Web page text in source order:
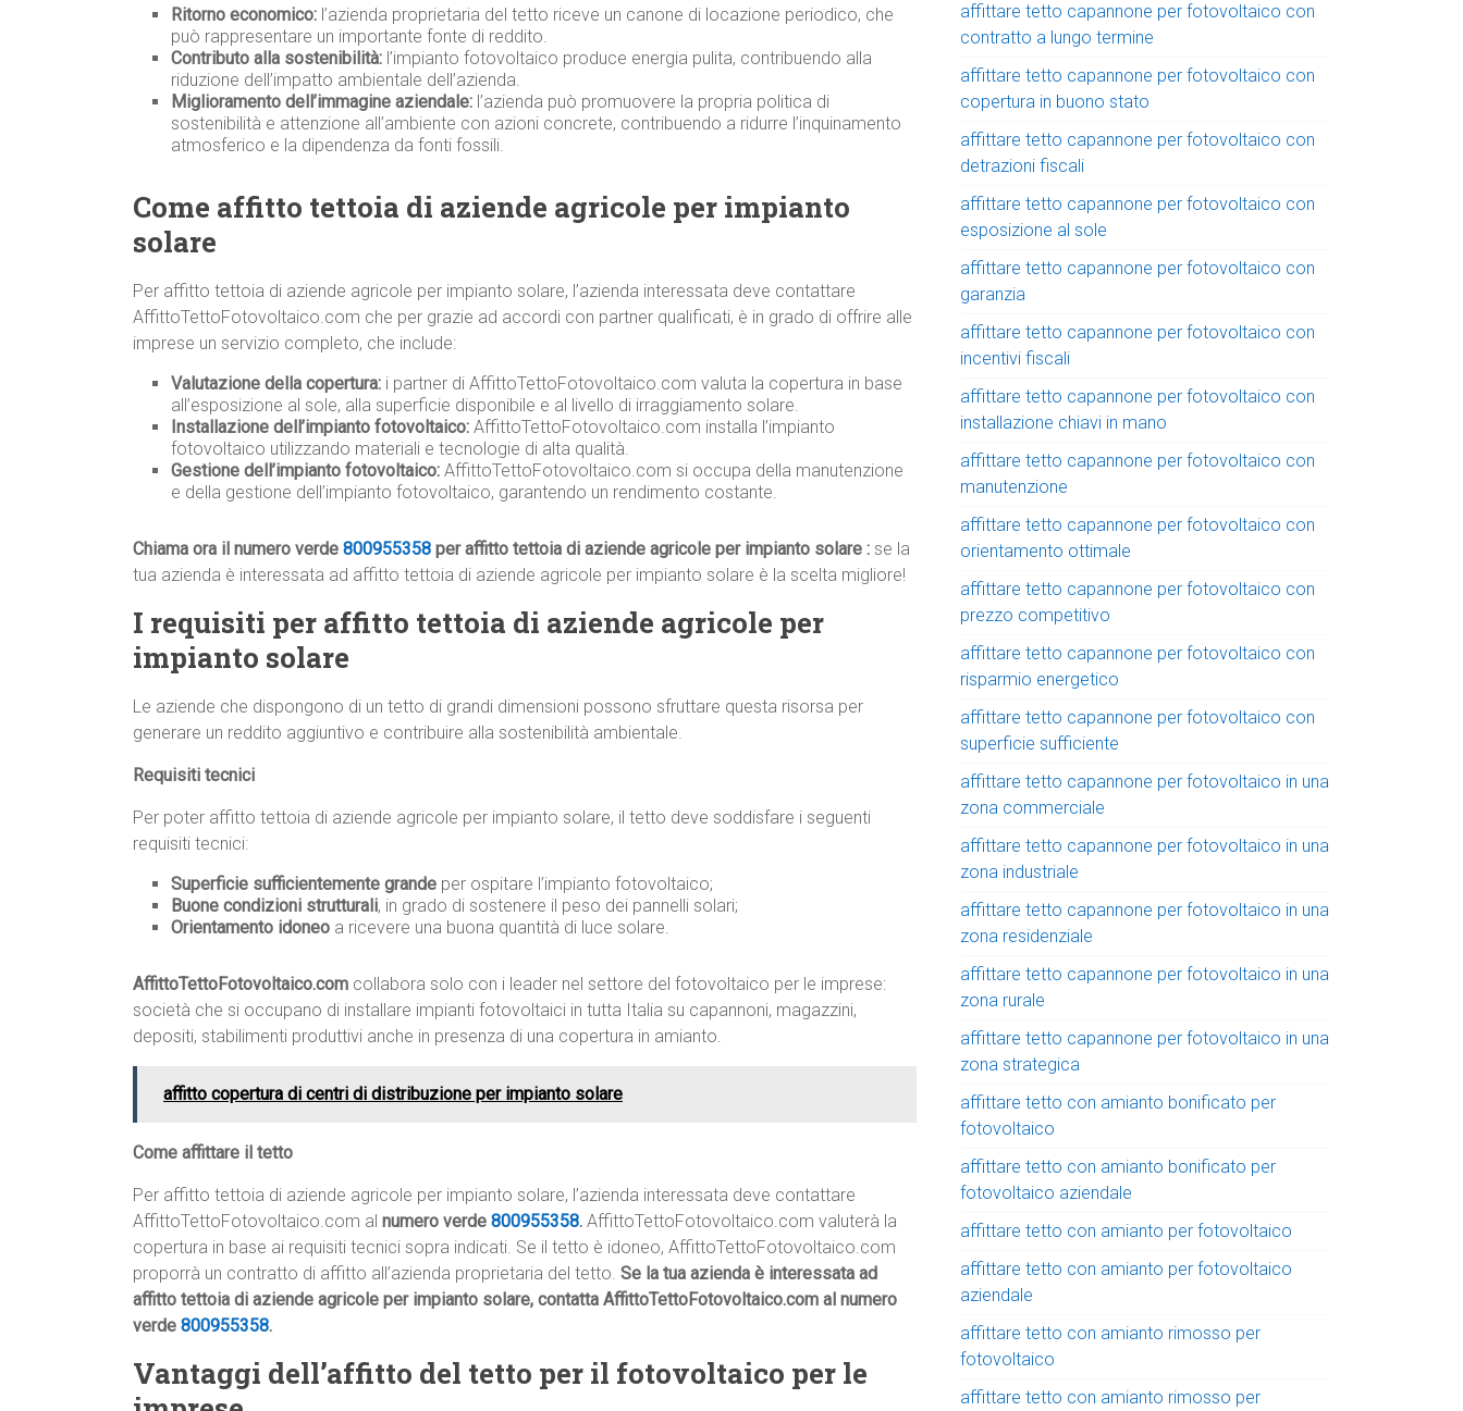
Ritorno economico: l’azienda proprietaria del tetto riceve un canone di locazione periodico, che
può rappresentare un importante fonte di reddito.
Contributo alla sostenibilità: l’impianto fotovoltaico produce energia pulita, contribuendo alla
riduzione dell’impatto ambientale dell’azienda.
Miglioramento dell’immagine aziendale: l’azienda può promuovere la propria politica di
sostenibilità e attenzione all’ambiente con azioni concrete, contribuendo a ridurre l’inquinamento
atmosferico e la dipendenza da fonti fossili.
Come affitto tettoia di aziende agricole per impianto
solare
Per affitto tettoia di aziende agricole per impianto solare, l’azienda interessata deve contattare
AffittoTettoFotovoltaico.com che per grazie ad accordi con partner qualificati, è in grado di offrire alle
imprese un servizio completo, che include:
Valutazione della copertura: i partner di AffittoTettoFotovoltaico.com valuta la copertura in base
all’esposizione al sole, alla superficie disponibile e al livello di irraggiamento solare.
Installazione dell’impianto fotovoltaico: AffittoTettoFotovoltaico.com installa l’impianto
fotovoltaico utilizzando materiali e tecnologie di alta qualità.
Gestione dell’impianto fotovoltaico: AffittoTettoFotovoltaico.com si occupa della manutenzione
e della gestione dell’impianto fotovoltaico, garantendo un rendimento costante.
Chiama ora il numero verde 800955358 per affitto tettoia di aziende agricole per impianto solare : se la
tua azienda è interessata ad affitto tettoia di aziende agricole per impianto solare è la scelta migliore!
I requisiti per affitto tettoia di aziende agricole per
impianto solare
Le aziende che dispongono di un tetto di grandi dimensioni possono sfruttare questa risorsa per
generare un reddito aggiuntivo e contribuire alla sostenibilità ambientale.
Requisiti tecnici
Per poter affitto tettoia di aziende agricole per impianto solare, il tetto deve soddisfare i seguenti
requisiti tecnici:
Superficie sufficientemente grande per ospitare l’impianto fotovoltaico;
Buone condizioni strutturali, in grado di sostenere il peso dei pannelli solari;
Orientamento idoneo a ricevere una buona quantità di luce solare.
AffittoTettoFotovoltaico.com collabora solo con i leader nel settore del fotovoltaico per le imprese:
società che si occupano di installare impianti fotovoltaici in tutta Italia su capannoni, magazzini,
depositi, stabilimenti produttivi anche in presenza di una copertura in amianto.
affitto copertura di centri di distribuzione per impianto solare
Come affittare il tetto
Per affitto tettoia di aziende agricole per impianto solare, l’azienda interessata deve contattare
AffittoTettoFotovoltaico.com al numero verde 800955358. AffittoTettoFotovoltaico.com valuterà la
copertura in base ai requisiti tecnici sopra indicati. Se il tetto è idoneo, AffittoTettoFotovoltaico.com
proporrà un contratto di affitto all’azienda proprietaria del tetto. Se la tua azienda è interessata ad
affitto tettoia di aziende agricole per impianto solare, contatta AffittoTettoFotovoltaico.com al numero
verde 800955358.
Vantaggi dell’affitto del tetto per il fotovoltaico per le
affittare tetto capannone per fotovoltaico con
contratto a lungo termine
affittare tetto capannone per fotovoltaico con
copertura in buono stato
affittare tetto capannone per fotovoltaico con
detrazioni fiscali
affittare tetto capannone per fotovoltaico con
esposizione al sole
affittare tetto capannone per fotovoltaico con
garanzia
affittare tetto capannone per fotovoltaico con
incentivi fiscali
affittare tetto capannone per fotovoltaico con
installazione chiavi in mano
affittare tetto capannone per fotovoltaico con
manutenzione
affittare tetto capannone per fotovoltaico con
orientamento ottimale
affittare tetto capannone per fotovoltaico con
prezzo competitivo
affittare tetto capannone per fotovoltaico con
risparmio energetico
affittare tetto capannone per fotovoltaico con
superficie sufficiente
affittare tetto capannone per fotovoltaico in una
zona commerciale
affittare tetto capannone per fotovoltaico in una
zona industriale
affittare tetto capannone per fotovoltaico in una
zona residenziale
affittare tetto capannone per fotovoltaico in una
zona rurale
affittare tetto capannone per fotovoltaico in una
zona strategica
affittare tetto con amianto bonificato per
fotovoltaico
affittare tetto con amianto bonificato per
fotovoltaico aziendale
affittare tetto con amianto per fotovoltaico
affittare tetto con amianto per fotovoltaico
aziendale
affittare tetto con amianto rimosso per
fotovoltaico
affittare tetto con amianto rimosso per